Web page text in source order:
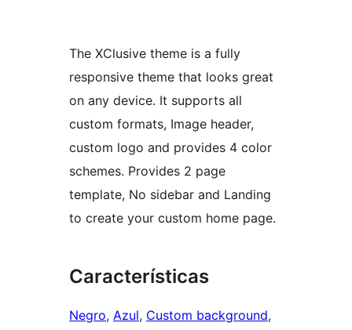
The XClusive theme is a fully
responsive theme that looks great
on any device. It supports all
custom formats, Image header,
custom logo and provides 4 color
schemes. Provides 2 page
template, No sidebar and Landing
to create your custom home page.
Características
Negro, Azul, Custom background